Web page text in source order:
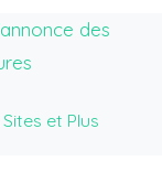
des
Sites et Plus